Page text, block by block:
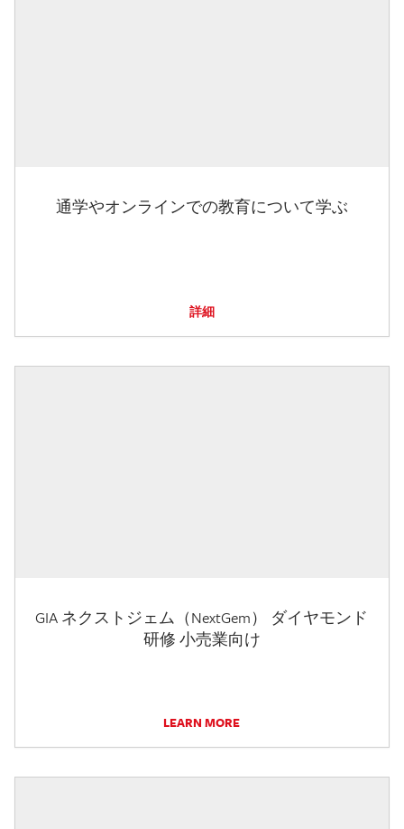
通学やオンラインでの教育について学ぶ
詳細
GIA ネクストジェム（NextGem） ダイヤモンド
研修 小売業向け
LEARN MORE